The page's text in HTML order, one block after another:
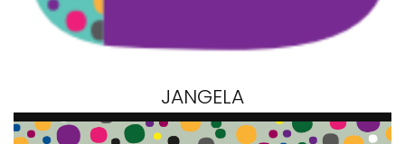
JANGELA